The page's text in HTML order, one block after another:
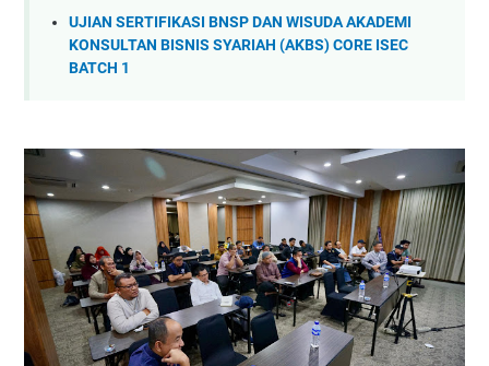
UJIAN SERTIFIKASI BNSP DAN WISUDA AKADEMI
KONSULTAN BISNIS SYARIAH (AKBS) CORE ISEC
BATCH 1